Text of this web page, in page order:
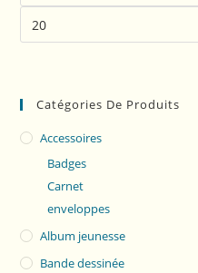
Catégories De Produits
Accessoires
Badges
Carnet
enveloppes
Album jeunesse
Bande dessinée